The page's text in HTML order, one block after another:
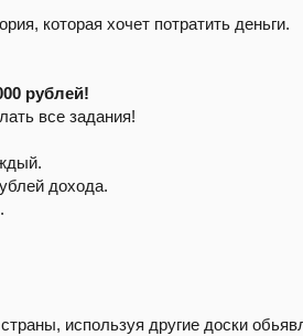
которая хочет потратить деньги.
рублей!
все задания!
дохода.
используя другие доски